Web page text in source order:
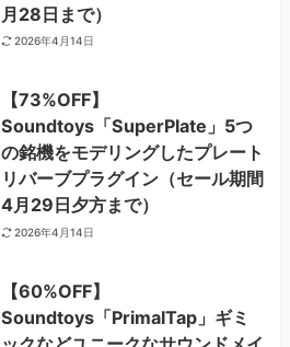
月28日まで）
2026年4月14日
【73%OFF】
Soundtoys「SuperPlate」5つ
の銘機をモデリングしたプレート
リバーブプラグイン（セール期間
4月29日夕方まで）
2026年4月14日
【60%OFF】
Soundtoys「PrimalTap」ギミ